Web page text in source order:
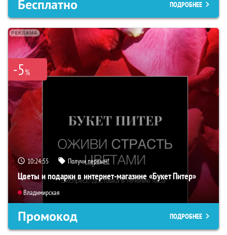
Бесплатно ПОДРОБНЕЕ
-5%
10:24:54 Получи первым!
Цветы и подарки в интернет-магазине «Букет Питер»
Владимирская
Промокод ПОДРОБНЕЕ